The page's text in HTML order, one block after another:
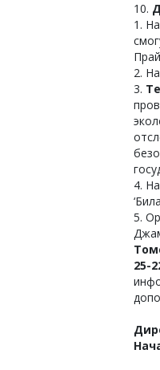
10.
1.
2.
3.
4.
5.
25-